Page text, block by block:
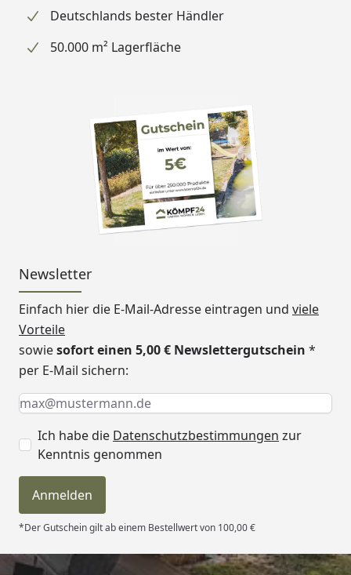
Deutschlands bester Händler
50.000 m² Lagerfläche
Newsletter
Einfach hier die E-Mail-Adresse eintragen und viele
Vorteile
sowiesofort einen 5,00 € Newslettergutschein *
per E-Mail sichern:
Keine Eingabe erforderlich
Eingabe erforderlich
E-Mail *
Ich habe die Datenschutzbestimmungen zur
Kenntnis genommen
Anmelden
*Der Gutschein gilt ab einem Bestellwert von 100,00 €